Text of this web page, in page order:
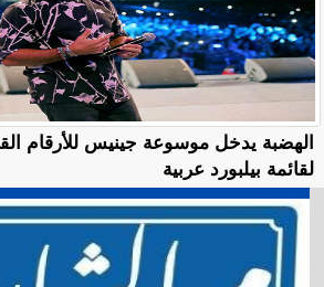
الهضبة يدخل موسوعة جينيس للأرقام
لقائمة بيلبورد عربية